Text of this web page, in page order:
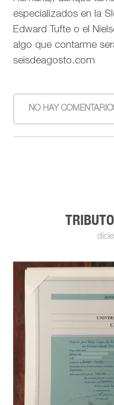
especializados en la
Edward Tufte o el
algo que contarme
seisdeagosto.com
NO HAY